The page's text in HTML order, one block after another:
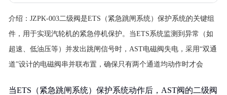
介绍： JZPK-003二级阀是ETS（紧急跳闸系统）保护系统的关键组
件，用于实现汽轮机的紧急停机保护。当ETS系统监测到异常（如
超速、低油压等）并发出跳闸信号时，AST电磁阀失电，采用“双通
道”设计的电磁阀串并联布置，确保只有两个通道均动作时才会
当ETS（紧急跳闸系统）保护系统动作后，AST阀的二级阀